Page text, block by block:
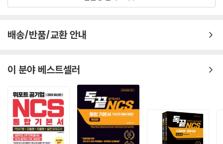
배송/반품/교환 안내
이 분야 베스트셀러